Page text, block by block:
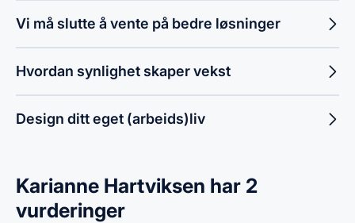
Vi må slutte å vente på bedre løsninger
Hvordan synlighet skaper vekst
Design ditt eget (arbeids)liv
Karianne Hartviksen har 2
vurderinger